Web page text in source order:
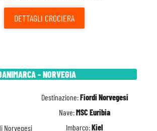
DETTAGLI CROCIERA
- NORVEGIA
Destinazione:Fiordi Norvegesi
Nave:MSC Euribia
Imbarco:Kiel